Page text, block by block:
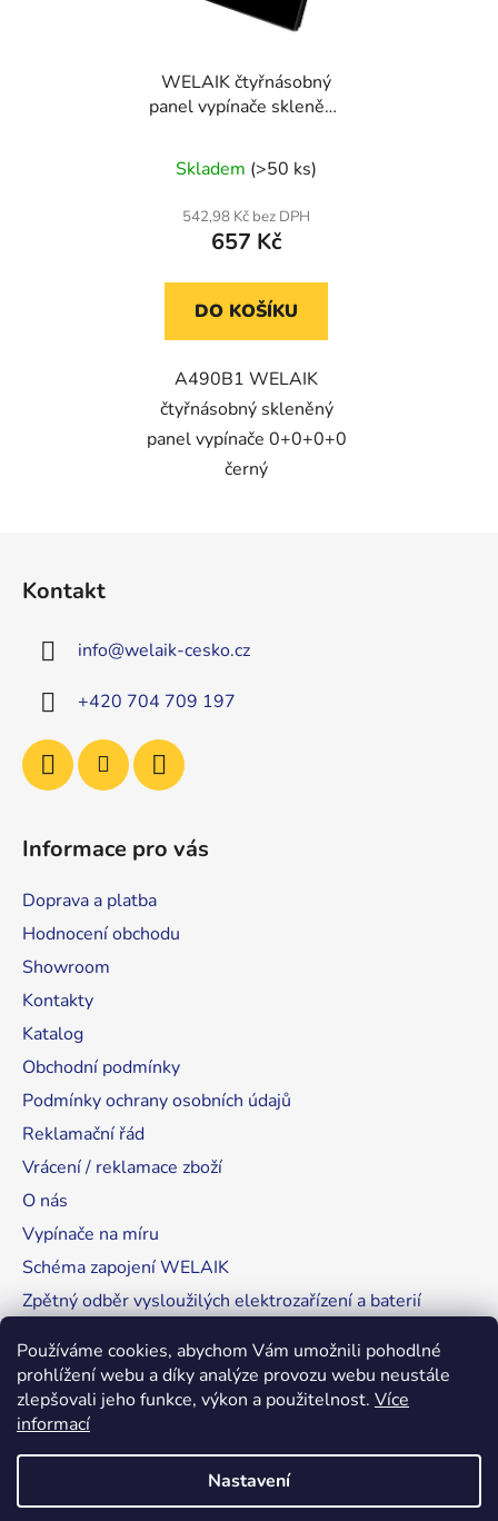
Používáme cookies, abychom Vám umožnili pohodlné
prohlížení webu a díky analýze provozu webu neustále
zlepšovali jeho funkce, výkon a použitelnost. Více
informací
Nastavení
WELAIK čtyřnásobný
panel vypínače skleněný
Skladem (>50 ks)
542,98 Kč bez DPH
657 Kč
DO KOŠÍKU
A490B1 WELAIK
čtyřnásobný skleněný
panel vypínače 0+0+0+0
černý
Kontakt
info@welaik-cesko.cz
+420 704 709 197
Informace pro vás
Doprava a platba
Hodnocení obchodu
Showroom
Kontakty
Katalog
Obchodní podmínky
Podmínky ochrany osobních údajů
Reklamační řád
Vrácení / reklamace zboží
O nás
Vypínače na míru
Schéma zapojení WELAIK
Zpětný odběr vysloužilých elektrozařízení a baterií
RozsvítímeSvět.cz